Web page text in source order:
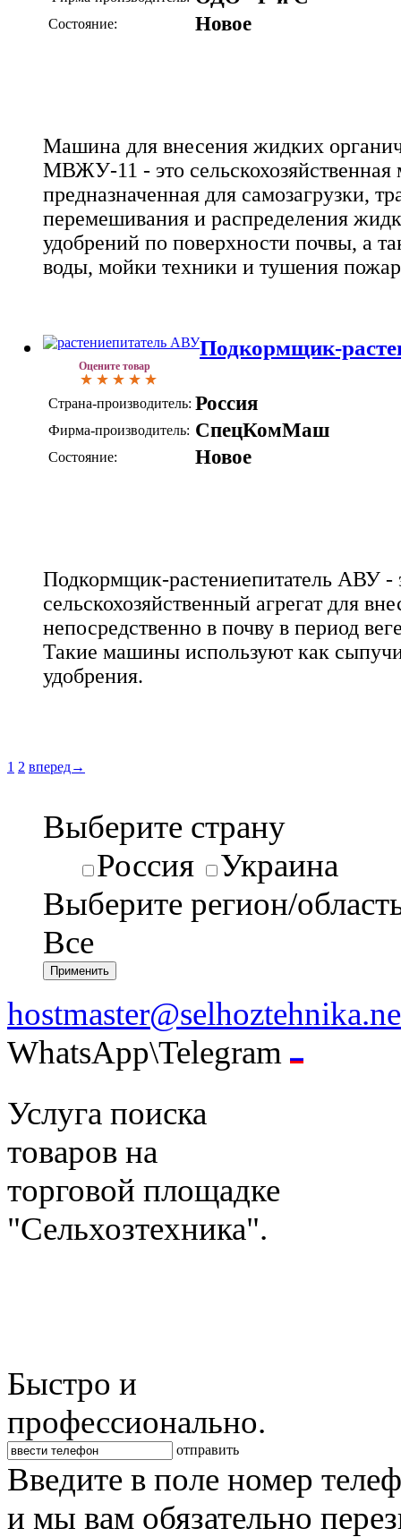
Состояние: Новое
Машина для внесения жидких
МВЖУ-11 - это
предназначенная для самозагрузки,
перемешивания и распределения
удобрений по поверхности почвы, а
воды, мойки техники и тушения
Оцените товар
Подкормщик-
Страна-производитель: Россия
Фирма-производитель: СпецКомМаш
Состояние: Новое
Подкормщик-растениепитатель АВУ -
сельскохозяйственный агрегат для
непосредственно в почву в период
Такие машины используют как
удобрения.
1 2 вперед→
Выберите страну
Россия
Украина
Выберите регион/
Все
WhatsApp\Telegram
Услуга поиска
товаров на
торговой площадке
"Сельхозтехника".
Быстро и
профессионально.
отправить
Введите в поле номер
и мы вам обязательно